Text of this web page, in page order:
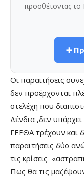
προσθέτοντας το
➕
Οι παραιτήσεις
δεν προέρχονται
στελέχη που
Δένδια ,δεν
ΓΕΕΘΑ τρέχουν και
παραιτήσεις δύο
τις κρίσεις
Πως θα τις